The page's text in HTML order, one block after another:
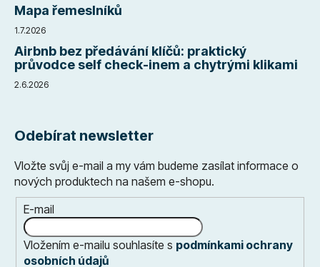
Mapa řemeslníků
1.7.2026
Airbnb bez předávání klíčů: praktický
průvodce self check-inem a chytrými klikami
2.6.2026
Odebírat newsletter
Vložte svůj e-mail a my vám budeme zasílat informace o
nových produktech na našem e-shopu.
E-mail
Vložením e-mailu souhlasíte s podmínkami ochrany
osobních údajů